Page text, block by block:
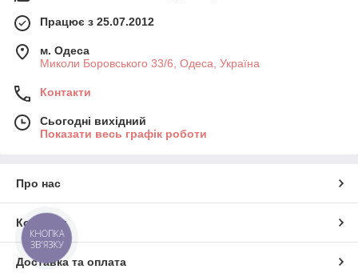
Працює з 25.07.2012
м. Одеса
Миколи Боровського 33/6, Одеса, Україна
Контакти
Сьогодні вихідний
Показати весь графік роботи
Про нас
Контакти
Доставка та оплата
КНОПКА
ЗВ'ЯЗКУ